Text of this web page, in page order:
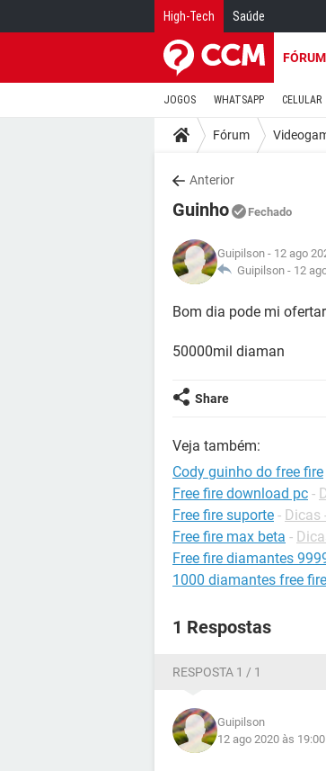
High-Tech Saúde
FÓRUM
JOGOS WHATSAPP CELULAR
Fórum
Anterior
Guinho Fechado
Guipilson - 12 ago
Guipilson - 12
Bom dia pode mi
50000mil diaman
Share
Veja também:
Cody guinho do free fire
Free fire download pc -
Free fire suporte - Dicas
Free fire max beta -
Free fire diamantes
1000 diamantes free
1 Respostas
RESPOSTA 1 / 1
Guipilson
12 ago 2020 às 19:00